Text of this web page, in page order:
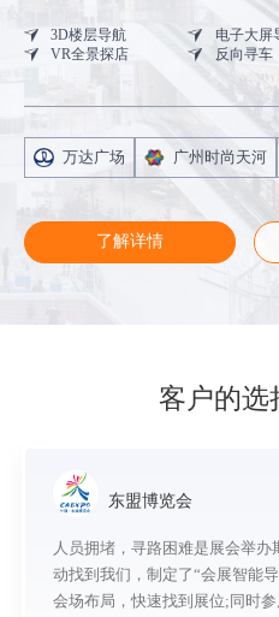
3D楼层导航 电子大屏
VR全景探店
反向寻车
万达广场 广州时尚天河
了解详情
客户的选
东盟博览会
人员拥堵，寻路困难是展会举
动找到我们，制定了“会展智能
会场布局，快速找到展位;同时